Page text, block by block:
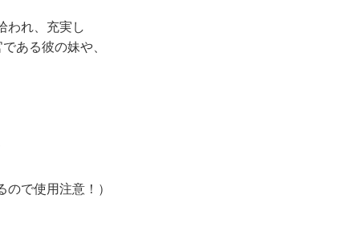
われ、充実し
ある彼の妹や、
で使用注意！）